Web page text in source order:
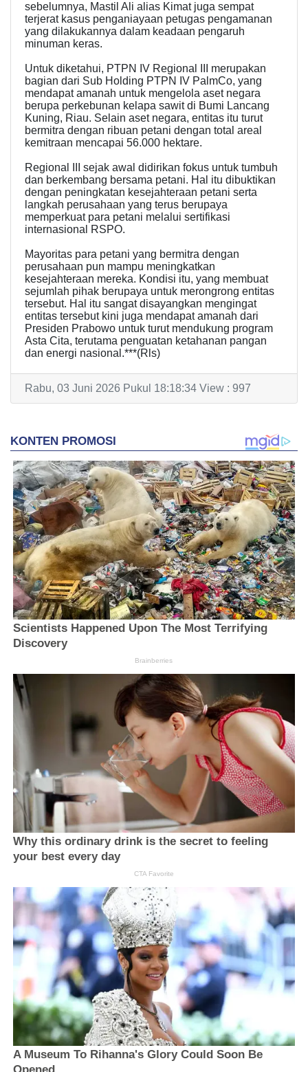
sebelumnya, Mastil Ali alias Kimat juga sempat
terjerat kasus penganiayaan petugas pengamanan
yang dilakukannya dalam keadaan pengaruh
minuman keras.
Untuk diketahui, PTPN IV Regional III merupakan
bagian dari Sub Holding PTPN IV PalmCo, yang
mendapat amanah untuk mengelola aset negara
berupa perkebunan kelapa sawit di Bumi Lancang
Kuning, Riau. Selain aset negara, entitas itu turut
bermitra dengan ribuan petani dengan total areal
kemitraan mencapai 56.000 hektare.
Regional III sejak awal didirikan fokus untuk tumbuh
dan berkembang bersama petani. Hal itu dibuktikan
dengan peningkatan kesejahteraan petani serta
langkah perusahaan yang terus berupaya
memperkuat para petani melalui sertifikasi
internasional RSPO.
Mayoritas para petani yang bermitra dengan
perusahaan pun mampu meningkatkan
kesejahteraan mereka. Kondisi itu, yang membuat
sejumlah pihak berupaya untuk merongrong entitas
tersebut. Hal itu sangat disayangkan mengingat
entitas tersebut kini juga mendapat amanah dari
Presiden Prabowo untuk turut mendukung program
Asta Cita, terutama penguatan ketahanan pangan
dan energi nasional.***(Rls)
Rabu, 03 Juni 2026 Pukul 18:18:34 View : 997